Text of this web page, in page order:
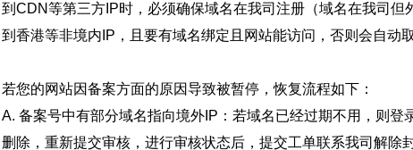
到CDN等第三方IP时，必须确保域名在我司注册（域名在我司
到香港等非境内IP，且要有域名绑定且网站能访问，否则会自动
若您的网站因备案方面的原因导致被暂停，恢复流程如下：
A. 备案号中有部分域名指向境外IP：若域名已经过期不用，则登
删除，重新提交审核，进行审核状态后，提交工单联系我司解除